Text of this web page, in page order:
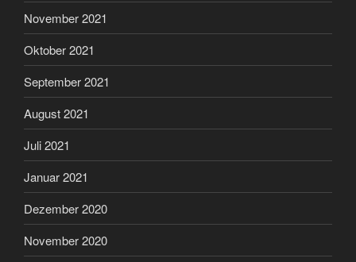
November 2021
Oktober 2021
September 2021
August 2021
Juli 2021
Januar 2021
Dezember 2020
November 2020